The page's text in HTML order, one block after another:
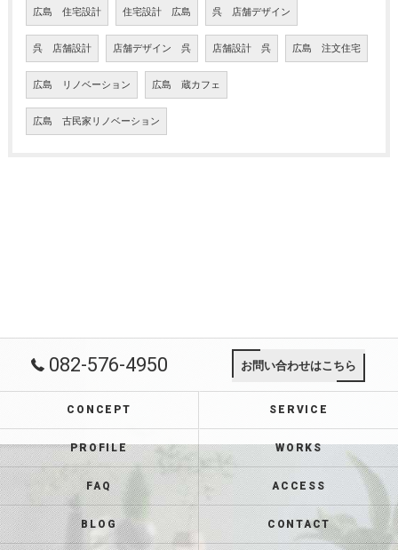
広島 住宅設計 住宅設計 広島 呉 店舗デザイン
呉 店舗設計 店舗デザイン 呉 店舗設計 呉 広島 注文住宅
広島 リノベーション 広島 蔵カフェ
広島 古民家リノベーション
082-576-4950 お問い合わせはこちら
CONCEPT SERVICE
PROFILE WORKS
FAQ ACCESS
BLOG CONTACT